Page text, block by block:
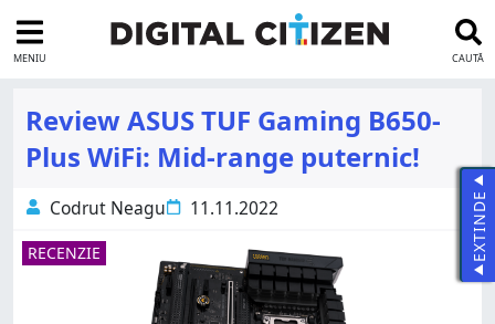
MENIU CAUTĂ
Review ASUS TUF Gaming B650-
Plus WiFi: Mid-range puternic!
Codrut Neagu 11.11.2022
RECENZIE EXTINDE